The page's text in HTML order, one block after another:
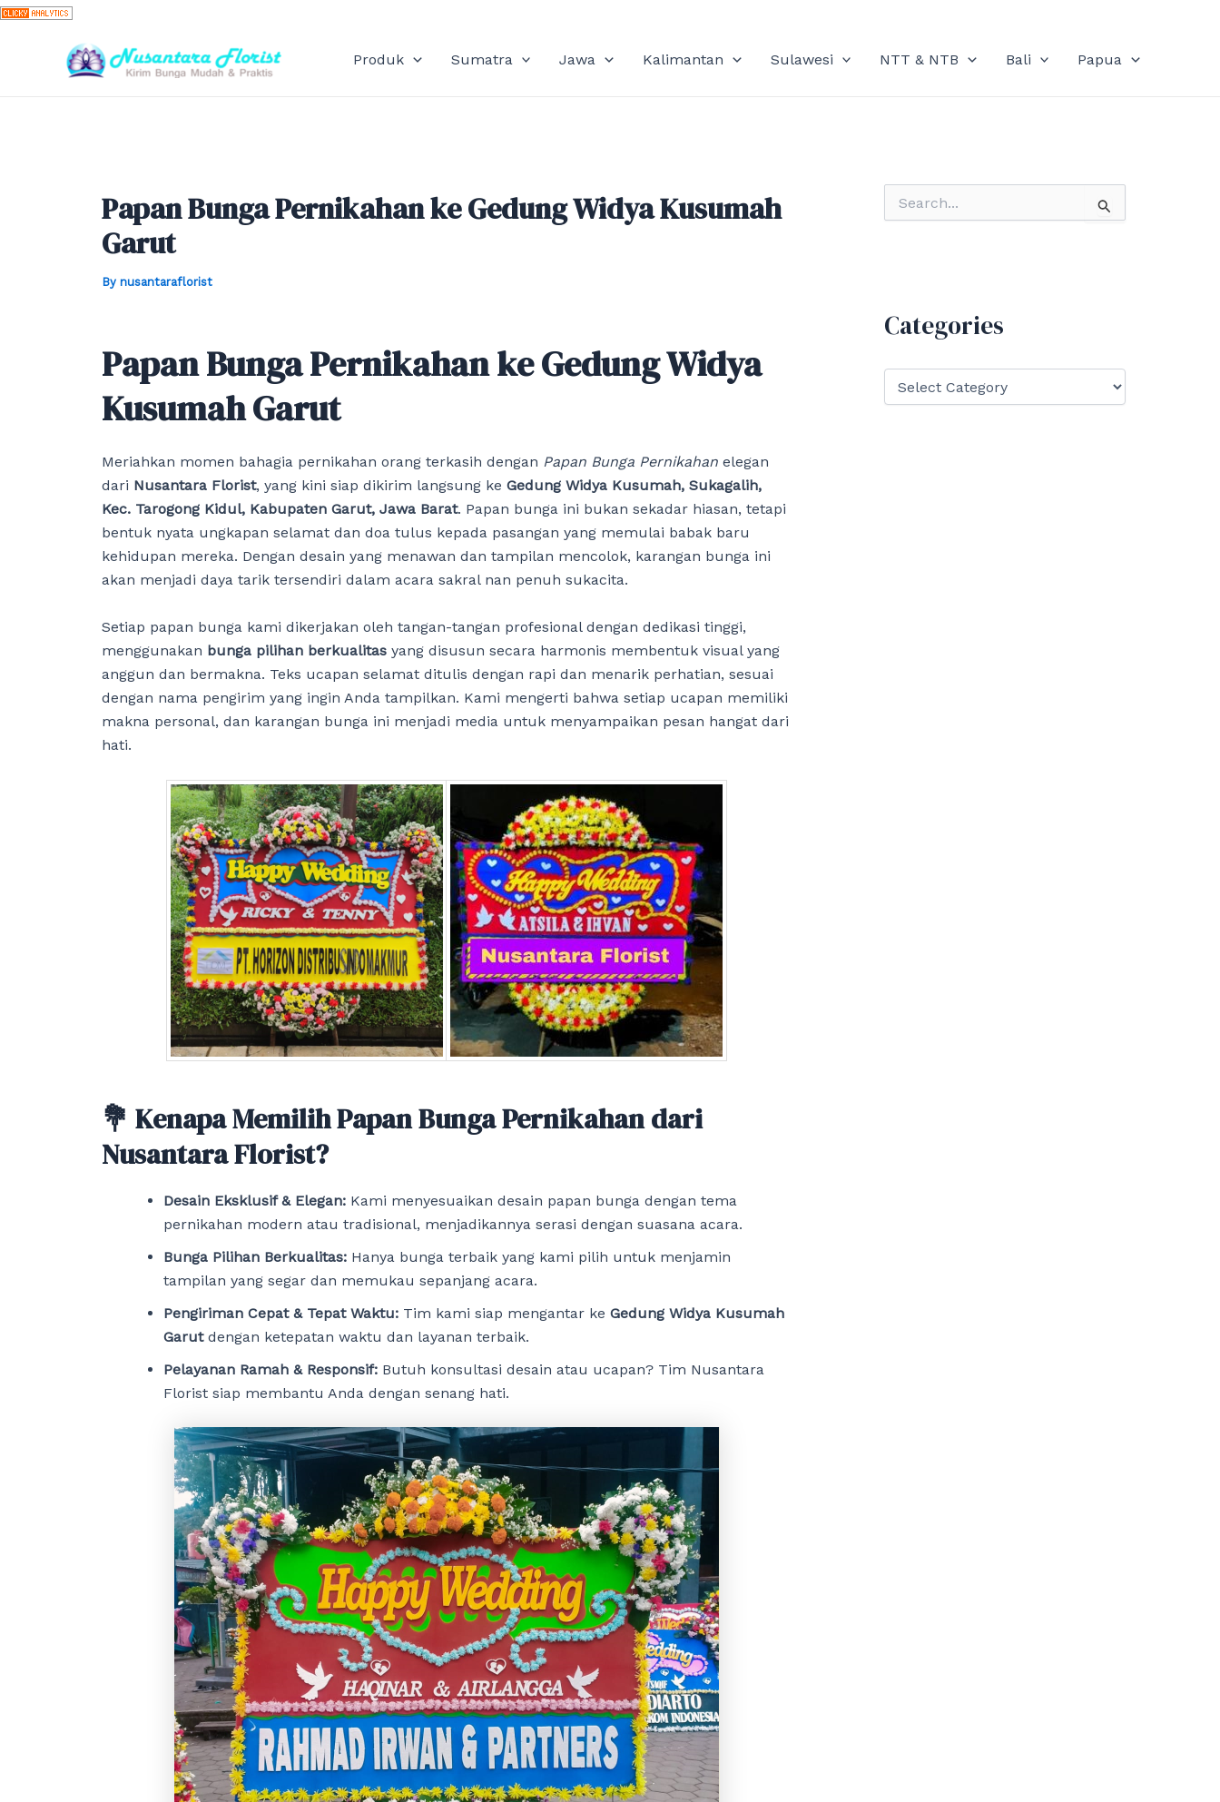
Skip
content
Produk Sumatra Jawa Kalimantan Sulawesi NTT & NTB Bali Papua
Papan Bunga Pernikahan ke Gedung Widya Kusumah
Garut
By nusantaraflorist
Papan Bunga Pernikahan ke Gedung Widya
Kusumah Garut
Meriahkan momen bahagia pernikahan orang terkasih dengan Papan Bunga Pernikahan elegan
dari Nusantara Florist, yang kini siap dikirim langsung ke Gedung Widya Kusumah, Sukagalih,
Kec. Tarogong Kidul, Kabupaten Garut, Jawa Barat. Papan bunga ini bukan sekadar hiasan, tetapi
bentuk nyata ungkapan selamat dan doa tulus kepada pasangan yang memulai babak baru
kehidupan mereka. Dengan desain yang menawan dan tampilan mencolok, karangan bunga ini
akan menjadi daya tarik tersendiri dalam acara sakral nan penuh sukacita.
Setiap papan bunga kami dikerjakan oleh tangan-tangan profesional dengan dedikasi tinggi,
menggunakan bunga pilihan berkualitas yang disusun secara harmonis membentuk visual yang
anggun dan bermakna. Teks ucapan selamat ditulis dengan rapi dan menarik perhatian, sesuai
dengan nama pengirim yang ingin Anda tampilkan. Kami mengerti bahwa setiap ucapan memiliki
makna personal, dan karangan bunga ini menjadi media untuk menyampaikan pesan hangat dari
hati.
💐 Kenapa Memilih Papan Bunga Pernikahan dari
Nusantara Florist?
Desain Eksklusif & Elegan: Kami menyesuaikan desain papan bunga dengan tema
pernikahan modern atau tradisional, menjadikannya serasi dengan suasana acara.
Bunga Pilihan Berkualitas: Hanya bunga terbaik yang kami pilih untuk menjamin
tampilan yang segar dan memukau sepanjang acara.
Pengiriman Cepat & Tepat Waktu: Tim kami siap mengantar ke Gedung Widya Kusumah
Garutdengan ketepatan waktu dan layanan terbaik.
Pelayanan Ramah & Responsif: Butuh konsultasi desain atau ucapan? Tim Nusantara
Florist siap membantu Anda dengan senang hati.
o
Categories